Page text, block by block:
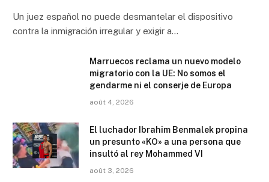
Un juez español no puede desmantelar el dispositivo
contra la inmigración irregular y exigir a…
Marruecos reclama un nuevo modelo
migratorio con la UE: No somos el
gendarme ni el conserje de Europa
août 4, 2026
El luchador Ibrahim Benmalek propina
un presunto «KO» a una persona que
insultó al rey Mohammed VI
août 3, 2026